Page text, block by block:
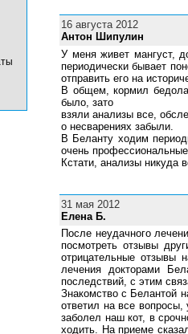
16 августа 2012
Антон Шипулин
У меня живет мангуст,
периодически бывает
отправить его на
В общем, кормил
было, зато
взяли анализы все,
о несварениях забыли.
В Беланту ходим
очень профессиональные
Кстати, анализы никуда
31 мая 2012
Елена Б.
После неудачного
посмотреть отзывы
отрицательные отзывы
лечения докторами
последствий, с этим
Знакомство с Белантой
ответил на все
заболел наш кот, в
ходить. На приеме